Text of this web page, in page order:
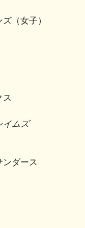
（女子）
ス
イムズ
ンダース